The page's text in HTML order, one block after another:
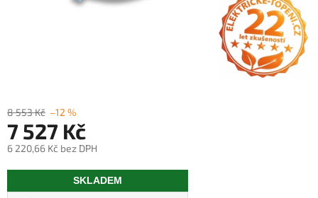
8 553 Kč –12 %
7 527 Kč
6 220,66 Kč bez DPH
Měrná
SKLADEM